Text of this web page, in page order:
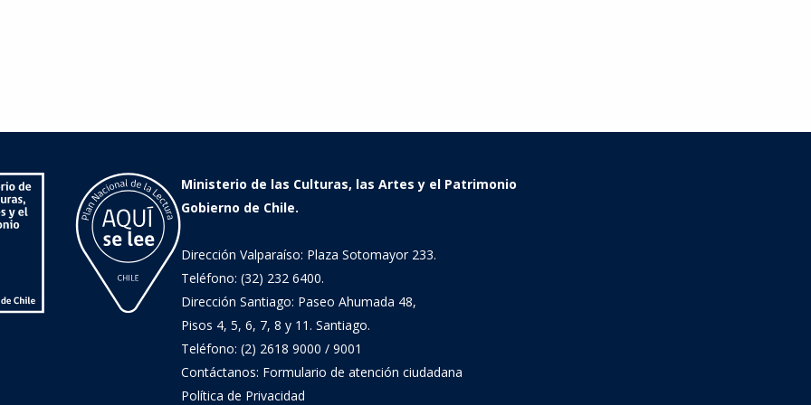
Ministerio de las Culturas, las Artes y el Patrimonio
Gobierno de Chile.
Dirección Valparaíso: Plaza Sotomayor 233.
Teléfono: (32) 232 6400.
Dirección Santiago: Paseo Ahumada 48,
Pisos 4, 5, 6, 7, 8 y 11. Santiago.
Teléfono: (2) 2618 9000 / 9001
Contáctanos: Formulario de atención ciudadana
Política de Privacidad